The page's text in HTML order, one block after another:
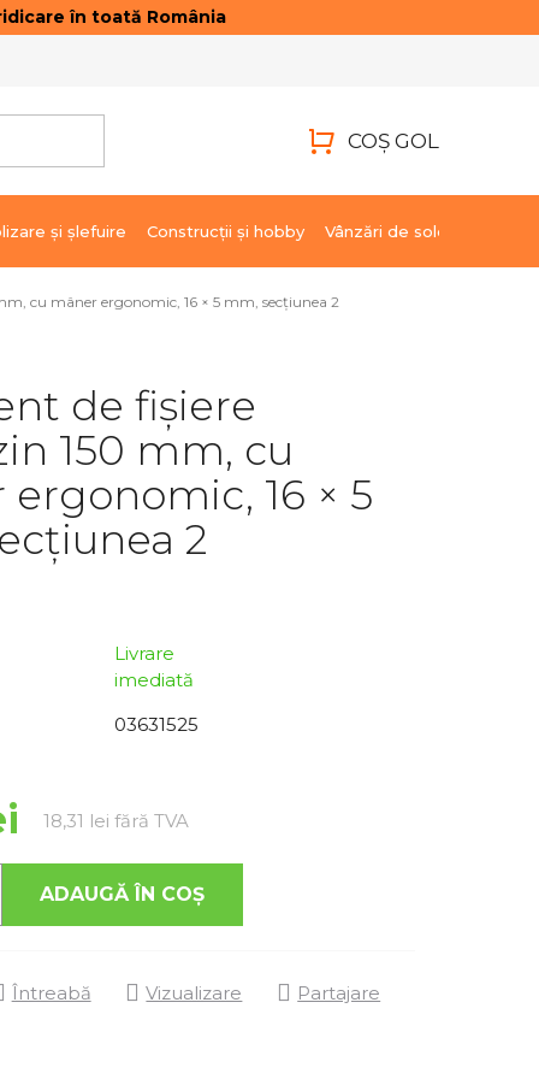
în toată România
DE
COŞ GOL
şi şlefuire Construcții și hobby Vânzări de soldare
cu mâner ergonomic, 16 × 5 mm, secțiunea 2
de fișiere
150 mm, cu
16 × 5
2
Livrare
imediată
03631525
18,31 lei fără TVA
ADAUGĂ ÎN COŞ
Întreabă Vizualizare Partajare